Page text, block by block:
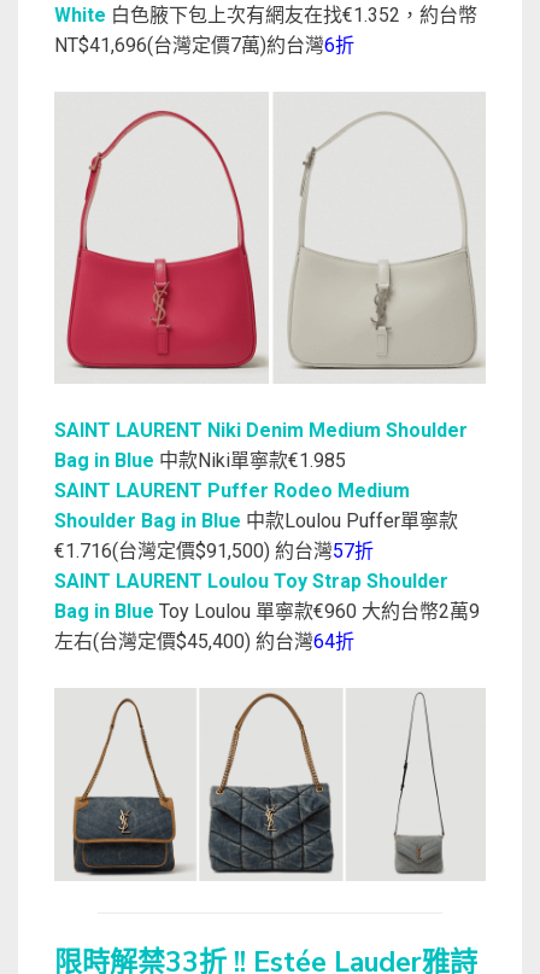
White 白色腋下包上次有網友在找€1.352，約台幣
NT$41,696(台灣定價7萬)約台灣6折
SAINT LAURENT Niki Denim Medium Shoulder
Bag in Blue 中款Niki單寧款€1.985
SAINT LAURENT Puffer Rodeo Medium
Shoulder Bag in Blue 中款Loulou Puffer單寧款
€1.716(台灣定價$91,500) 約台灣57折
SAINT LAURENT Loulou Toy Strap Shoulder
Bag in Blue Toy Loulou 單寧款€960 大約台幣2萬9
左右(台灣定價$45,400) 約台灣64折
限時解禁33折 !! Estée Lauder雅詩